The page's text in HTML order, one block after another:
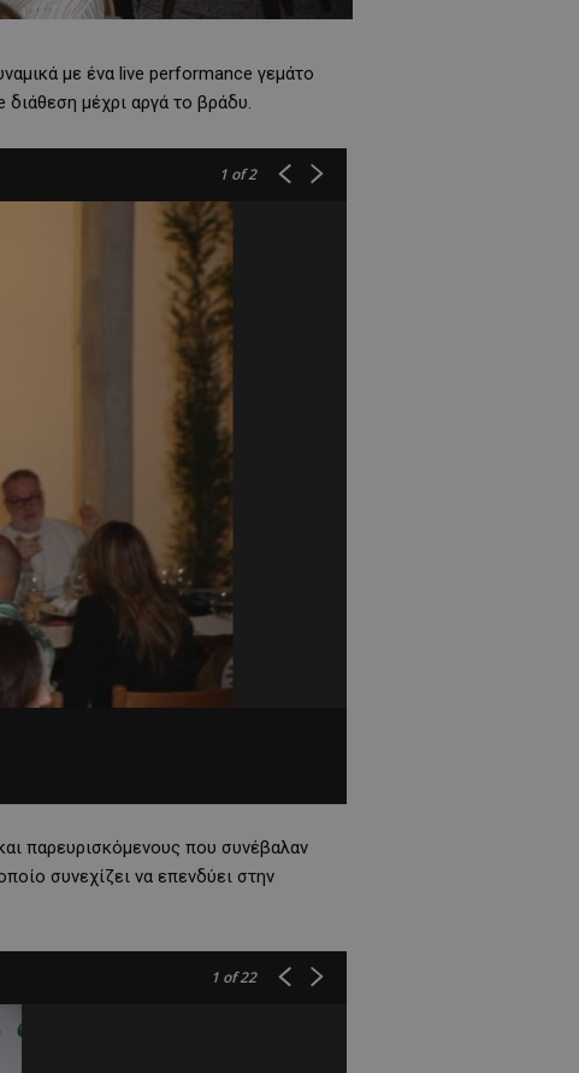
με ένα live performance γεμάτο
διάθεση μέχρι αργά το βράδυ.
1 of 2
παρευρισκόμενους που συνέβαλαν
συνεχίζει να επενδύει στην
1 of 22